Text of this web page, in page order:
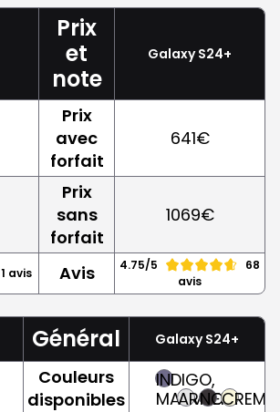
Prix
et
note
Galaxy S24+
Prix
avec
forfait
641€
Prix
sans
forfait
1069€
1 avis Avis 4.75/5
68
avis
Général Galaxy S24+
Couleurs
disponibles
INDIGO,
MAUVE
ARGENT
NOIRCREME